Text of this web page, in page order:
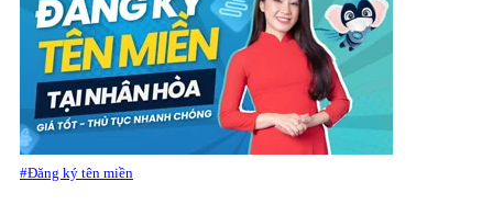
#Đăng ký tên miền